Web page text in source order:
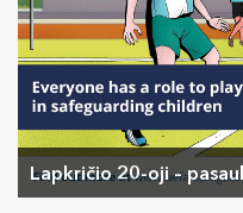
Lapkričio 20-oji –